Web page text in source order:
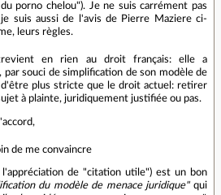
porno chelou"). Je ne suis carrément pas
suis aussi de l'avis de Pierre Maziere ci-
leurs règles.
en rien au droit français: elle a
par souci de simplification de son modèle de
d'être plus stricte que le droit actuel: retirer
à plainte, juridiquement justifiée ou pas.
de me convaincre
l'appréciation de "citation utile") est un bon
du modèle de menace juridique"qui